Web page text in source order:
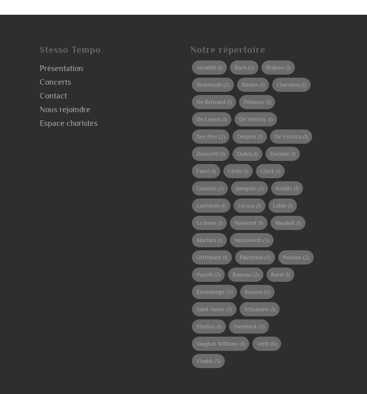
Stesso Tempo
Présentation
Concerts
Contact
Nous rejoindre
Espace choristes
Notre répertoire
Arcadelt (1) Bach (2) Brahms(1)
Buxtehude(2) Bàrdos(1) Cherubini (1)
De Bertrand (1) Debussy (1)
De Lassus(1) De Sermisy (1)
Des Prez(2) Desprez(1) De Victoria(1)
Donizetti (1) Dubra(1) Durante(1)
Fauré(1) Gjeilo (1) Glück(1)
Gounod (2) Janequin (2) Kodàly (1)
Lauridsen (1) Lecocq (1) Lehár(1)
Le Jeune(1) Massenet (1) Mauduit (1)
Močnick(1) Monteverdi (3)
Offenbach (1) Palestrina(2) Poulenc(2)
Purcell (2) Rameau (2) Ravel (1)
Rheinberger(2) Rossini (2)
Saint-Saëns(2) Schumann (1)
Sibelius(1) Sweelinck(2)
Vaughan Williams(1) Verdi (6)
Vivaldi (3)